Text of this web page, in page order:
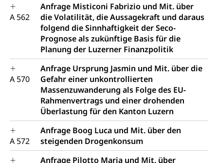
A 562
Anfrage Misticoni Fabrizio und Mit. über
die Volatilität, die Aussagekraft und daraus
folgend die Sinnhaftigkeit der Seco-
Prognose als zukünftige Basis für die
Planung der Luzerner Finanzpolitik
A 570
Anfrage Ursprung Jasmin und Mit. über die
Gefahr einer unkontrollierten
Massenzuwanderung als Folge des EU-
Rahmenvertrags und einer drohenden
Überlastung für den Kanton Luzern
A 572
Anfrage Boog Luca und Mit. über den
steigenden Drogenkonsum
Anfrage Pilotto Maria und Mit. über